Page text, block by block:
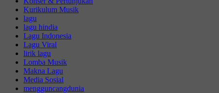
Kurikulum Musik
lagu
lagu hindia
Lagu Indonesia
Lagu Viral
lirik lagu
Lomba Musik
Makna Lagu
Media Sosial
mengguncangdunia